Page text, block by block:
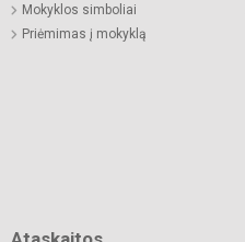
Mokyklos simboliai
Priėmimas į mokyklą